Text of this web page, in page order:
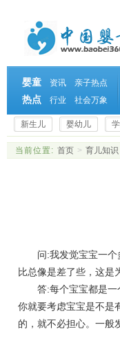
婴童
热点
资讯
亲子热点
行业
社会万象
新生儿 婴幼儿
当前位置: 首页 > 育儿知识
问:我发觉宝宝一个多
比总像是差了些，这是
答:每个宝宝都是一个
你就要考虑宝宝是不是
的，就不必担心。一般